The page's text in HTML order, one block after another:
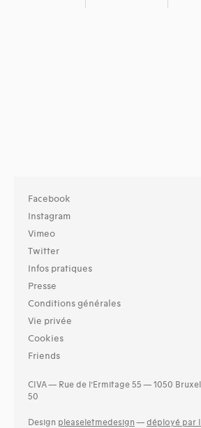
Facebook
Instagram
Vimeo
Twitter
Infos pratiques
Presse
Conditions générales
Vie privée
Cookies
Friends
CIVA — Rue de l’Ermitage 55 — 1050
50
Design pleaseletmedesign — déployé par